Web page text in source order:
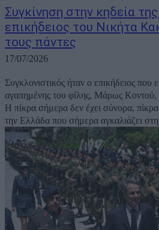
Συγκίνηση στην κηδεία
επικήδειος του Νικήτα
τους πάντες
17/07/2026
Συγκλονιστικός ήταν ο επικήδειος
αγαπημένης του φίλης, Μάρως
Η πίκρα σήμερα δεν έχει σύνορα,
την Ελλάδα που σήμερα αγκαλιάζει